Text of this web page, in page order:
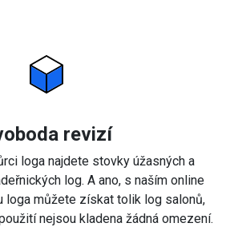
revizí
loga najdete stovky úžasných a
log. A ano, s naším online
loga můžete získat tolik log salonů,
nejsou kladena žádná omezení.